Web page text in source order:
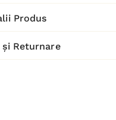
Produs
Returnare